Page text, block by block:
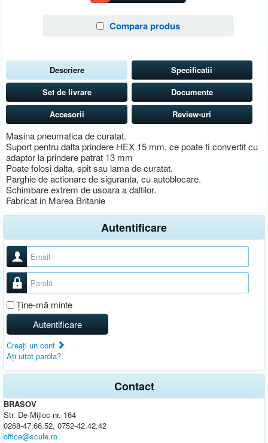
Compara produs
Descriere
Masina pneumatica de curatat.
Suport pentru dalta prindere HEX 15 mm, ce poate fi convertit cu
adaptor la prindere patrat 13 mm
Poate folosi dalta, spit sau lama de curatat.
Parghie de actionare de siguranta, cu autoblocare.
Schimbare extrem de usoara a daltilor.
Fabricat in Marea Britanie
Specificatii
Set de livrare
Documente
Accesorii
Review-uri
Autentificare
Nume utilizator
Parolă
Ţine-mă minte
Autentificare
Creaţi un cont
Aţi uitat parola?
Contact
BRASOV
Str. De Mijloc nr. 164
0268-47.66.52, 0752-42.42.42
office@scule.ro